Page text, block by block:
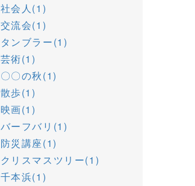
社会人(1)
交流会(1)
タンブラー(1)
芸術(1)
〇〇の秋(1)
散歩(1)
映画(1)
バーフバリ(1)
防災講座(1)
クリスマスツリー(1)
千本浜(1)